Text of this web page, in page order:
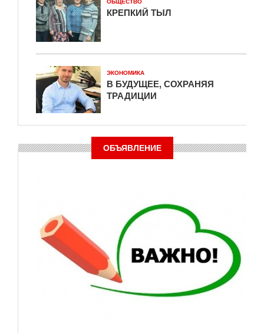
ОБЩЕСТВО
КРЕПКИЙ ТЫЛ
ЭКОНОМИКА
В БУДУЩЕЕ, СОХРАНЯЯ
ТРАДИЦИИ
ОБЪЯВЛЕНИЕ